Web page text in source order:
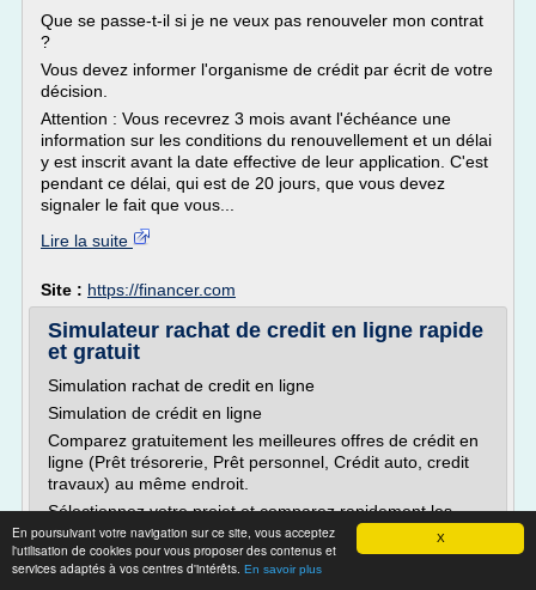
X
En poursuivant votre navigation sur ce site, vous acceptez
l'utilisation de cookies pour vous proposer des contenus et
services adaptés à vos centres d'intérêts. En savoir plus
Que se passe-t-il si je ne veux pas renouveler mon contrat
?
Vous devez informer l'organisme de crédit par écrit de votre
décision.
Attention : Vous recevrez 3 mois avant l'échéance une
information sur les conditions du renouvellement et un délai
y est inscrit avant la date effective de leur application. C'est
pendant ce délai, qui est de 20 jours, que vous devez
signaler le fait que vous...
Lire la suite
Site : https://financer.com
Simulateur rachat de credit en ligne rapide
et gratuit
Simulation rachat de credit en ligne
Simulation de crédit en ligne
Comparez gratuitement les meilleures offres de crédit en
ligne (Prêt trésorerie, Prêt personnel, Crédit auto, credit
travaux) au même endroit.
Sélectionnez votre projet et comparez rapidement les
offres des différentes banques et organismes de crédit en
quelques clics.
Nos partenaires